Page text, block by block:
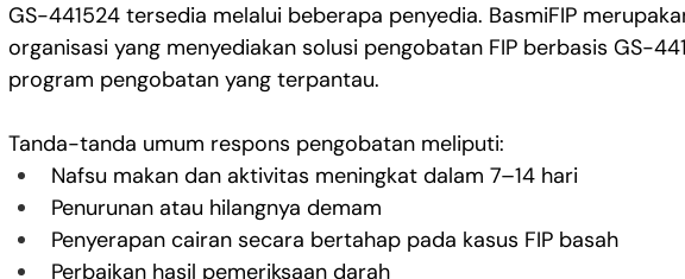
GS-441524 tersedia melalui beberapa penyedia. BasmiFIP
organisasi yang menyediakan solusi pengobatan FIP berbasis GS-
program pengobatan yang terpantau.
Tanda-tanda umum respons pengobatan meliputi:
Nafsu makan dan aktivitas meningkat dalam 7–14 hari
Penurunan atau hilangnya demam
Penyerapan cairan secara bertahap pada kasus FIP basah
Perbaikan hasil pemeriksaan darah